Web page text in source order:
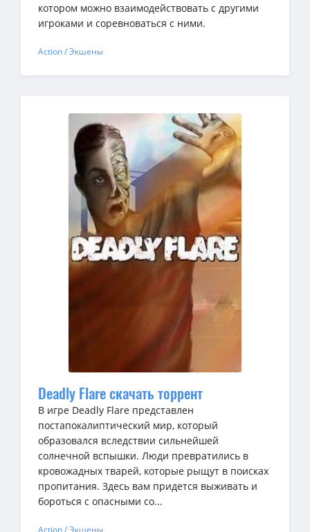
котором можно взаимодействовать с другими
игроками и соревноваться с ними.
Action / Экшены
Deadly Flare скачать торрент
В игре Deadly Flare представлен
постапокалиптический мир, который
образовался вследствии сильнейшей
солнечной вспышки. Люди превратились в
кровожадных тварей, которые рыщут в поисках
пропитания. Здесь вам придется выживать и
бороться с опасными со...
Action / Экшены